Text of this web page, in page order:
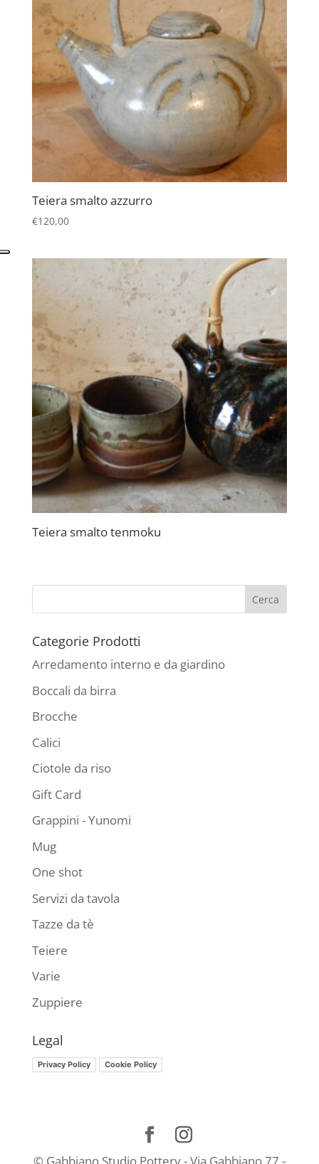
Teiera smalto azzurro
€120,00
Teiera smalto tenmoku
Categorie Prodotti
Arredamento interno e da giardino
Boccali da birra
Brocche
Calici
Ciotole da riso
Gift Card
Grappini - Yunomi
Mug
One shot
Servizi da tavola
Tazze da tè
Teiere
Varie
Zuppiere
Legal
Privacy Policy Cookie Policy
© Gabbiano Studio Pottery - Via Gabbiano 77 -